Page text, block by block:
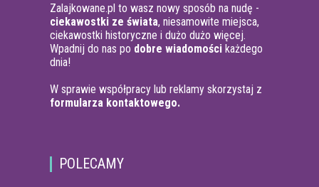
Zalajkowane.pl to wasz nowy sposób na nudę -
ciekawostki ze świata, niesamowite miejsca,
ciekawostki historyczne i dużo dużo więcej.
Wpadnij do nas po dobre wiadomości każdego
dnia!
W sprawie współpracy lub reklamy skorzystaj z
formularza kontaktowego.
POLECAMY